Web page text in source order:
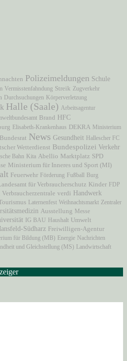
Polizeimeldungen Schule
Vermisstenfahndung Streik Zugverkehr
Durchsuchungen Körperverletzung
Halle (Saale) Arbeitsagentur
Brand HFC
Elisabeth-Krankenhaus DEKRA Ministerium
Bundesrat News Gesundheit Hallescher FC
Wetterdienst Bundespolizei Verkehr
Bahn Kita Abellio Marktplatz SPD
Ministerium für Inneres und Sport (MI)
Feuerwehr Förderung Fußball Burg
für Verbraucherschutz Kinder FDP
Verbraucherzentrale verdi Handwerk
Laternenfest Weihnachtsmarkt Zentraler
Ausstellung Messe
IG BAU Haushalt Umwelt
Südharz Freiwilligen-Agentur
für Bildung (MB) Energie Nachrichten
und Gleichstellung (MS) Landwirtschaft